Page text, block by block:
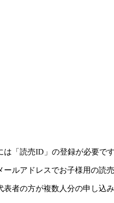
「読売ID」の登録が必要で
ルアドレスでお子様用の読売
者の方が複数人分の申し込